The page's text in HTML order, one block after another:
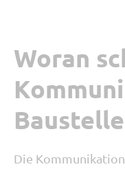
Woran
Die